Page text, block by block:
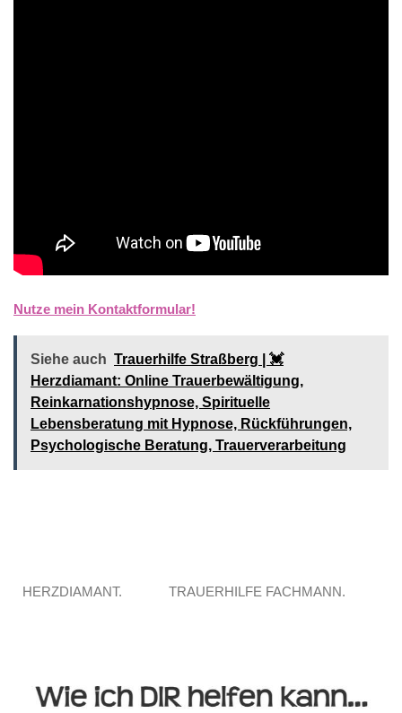
Nutze mein Kontaktformular!
Siehe auch Trauerhilfe Straßberg | 💓️️
Herzdiamant: Online Trauerbewältigung,
Reinkarnationshypnose, Spirituelle
Lebensberatung mit Hypnose, Rückführungen,
Psychologische Beratung, Trauerverarbeitung
HERZDIAMANT. TRAUERHILFE FACHMANN.